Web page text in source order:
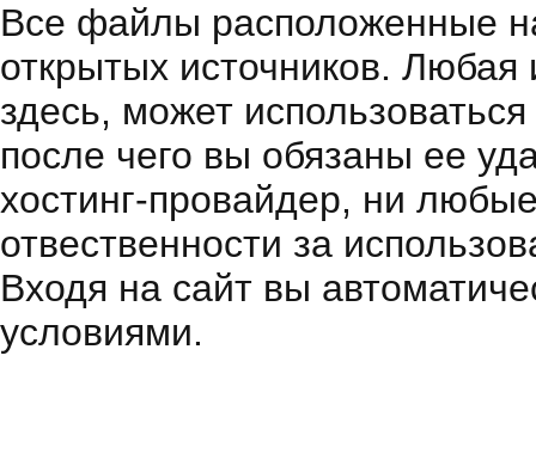
Все файлы расположенные
открытых источников.
здесь, может
после чего вы обязаны ее
хостинг-провайдер, ни
отвественности за
Входя на сайт вы
условиями.